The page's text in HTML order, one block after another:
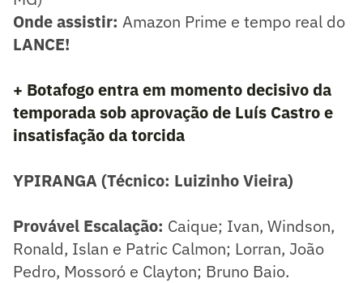
Onde assistir: Amazon Prime e tempo real do
LANCE!
+ Botafogo entra em momento decisivo da
temporada sob aprovação de Luís Castro e
insatisfação da torcida
YPIRANGA (Técnico: Luizinho Vieira)
Provável Escalação: Caique; Ivan, Windson,
Ronald, Islan e Patric Calmon; Lorran, João
Pedro, Mossoró e Clayton; Bruno Baio.